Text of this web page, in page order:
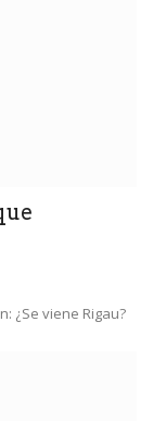
¿Se viene Rigau?